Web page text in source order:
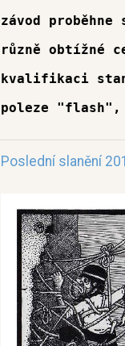
závod
různě obtížné
kvalifikaci
poleze "flash",
Poslední slanění